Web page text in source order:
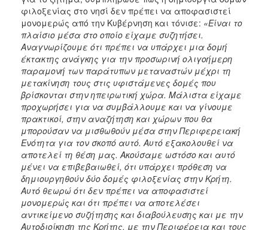
φιλοξενίας στο νησί δεν πρέπει να αποφασιστεί
μονομερώς από την Κυβέρνηση και τόνισε: «Είναι το
πλαίσιο μέσα στο οποίο είχαμε συζητήσει.
Αναγνωρίζουμε ότι πρέπει να υπάρχει μια δομή
έκτακτης ανάγκης για την προσωρινή ολιγοήμερη
παραμονή των παράτυπων μεταναστών μέχρι τη
μετακίνηση τους στις υφιστάμενες δομές που
βρίσκονται στην ηπειρωτική χώρα. Μάλιστα είχαμε
προχωρήσει για να συμβάλλουμε και να γίνουμε
πρακτικοί, στην αναζήτηση και χώρων που θα
μπορούσαν να μισθωθούν μέσα στην Περιφερειακή
Ενότητα για τον σκοπό αυτό. Αυτό εξακολουθεί να
αποτελεί τη θέση μας. Ακούσαμε ωστόσο και αυτό
μένει να επιβεβαιωθεί, ότι υπάρχει πρόθεση να
δημιουργηθούν δύο δομές φιλοξενίας στην Κρήτη.
Αυτό θεωρώ ότι δεν πρέπει να αποφασιστεί
μονομερώς και ότι πρέπει να αποτελέσει
αντικείμενο συζήτησης και διαβούλευσης και με την
Αυτοδιοίκηση της Κρήτης, με την Περιφέρεια και τους